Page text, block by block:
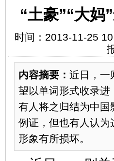
“土豪”“大妈
时间：2013-11-25
内容摘要： 近日，一
望以单词形式收录
有人将之归结为中
例证，但也有人认
形象有所损坏。